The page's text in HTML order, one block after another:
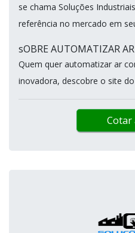
se chama Soluções
referência no mercado em
sOBRE AUTOMATIZAR
Quem quer automatizar ar
inovadora, descobre o site
Cotar